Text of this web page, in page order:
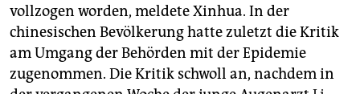
vollzogen worden, meldete Xinhua. In der
chinesischen Bevölkerung hatte zuletzt die Kritik
am Umgang der Behörden mit der Epidemie
zugenommen. Die Kritik schwoll an, nachdem in